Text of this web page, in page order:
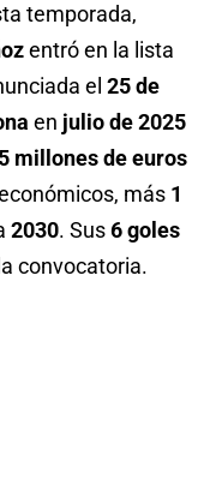
temporada,
entró en la lista
el 25 de
en julio de 2025
5 millones de euros
más 1
2030. Sus6 goles
convocatoria.